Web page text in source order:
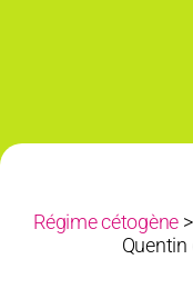
Régime cétogène >